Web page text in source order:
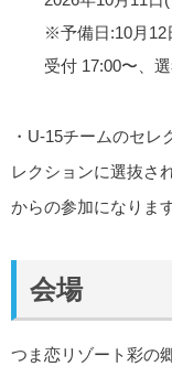
※予備日:10月12
受付 17:00〜、
・U-15チームのセ
レクションに選抜さ
からの参加になります
会場
つま恋リゾート彩の